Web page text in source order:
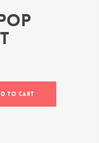
TO CART